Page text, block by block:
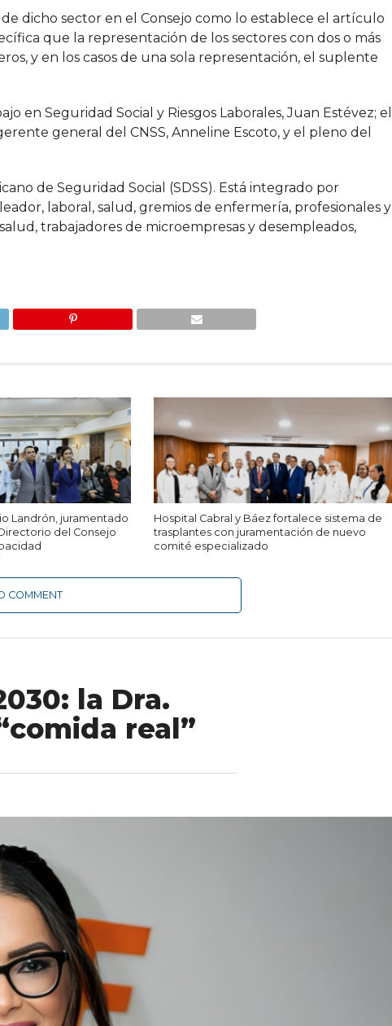
dicho sector en el Consejo como lo establece el artículo
que la representación de los sectores con dos o más
y en los casos de una sola representación, el suplente
en Seguridad Social y Riesgos Laborales, Juan Estévez; el
general del CNSS, Anneline Escoto, y el pleno del
de Seguridad Social (SDSS). Está integrado por
laboral, salud, gremios de enfermería, profesionales y
trabajadores de microempresas y desempleados,
Landrón, juramentado
del Consejo
Hospital Cabral y Báez fortalece sistema de
trasplantes con juramentación de nuevo
comité especializado
COMMENT
la Dra.
real”